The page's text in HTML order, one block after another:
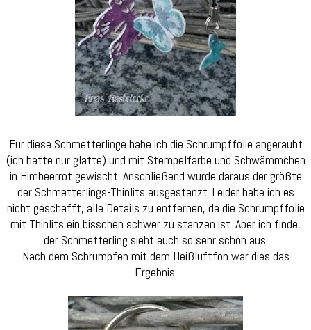
Für diese Schmetterlinge habe ich die Schrumpffolie angerauht
(ich hatte nur glatte) und mit Stempelfarbe und Schwämmchen
in Himbeerrot gewischt. Anschließend wurde daraus der größte
der Schmetterlings-Thinlits ausgestanzt. Leider habe ich es
nicht geschafft, alle Details zu entfernen, da die Schrumpffolie
mit Thinlits ein bisschen schwer zu stanzen ist. Aber ich finde,
der Schmetterling sieht auch so sehr schön aus.
Nach dem Schrumpfen mit dem Heißluftfön war dies das
Ergebnis: